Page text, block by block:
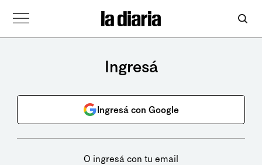
Ingresá
Ingresá con Google
O ingresá con tu email